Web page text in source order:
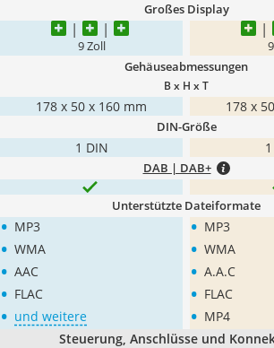
Großes Display
9 Zoll
Gehäuseabmessungen
B x H x T
178 x 50 x 160 mm 178 x
DIN-Größe
1 DIN
DAB | DAB+
Unterstützte Dateiformate
• MP3
• WMA
• AAC
• FLAC
• und weitere
• MP3
• WMA
• A.A.C
• FLAC
• MP4
Steuerung, Anschlüsse und